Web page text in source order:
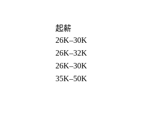
起薪
26K–30K
26K–32K
26K–30K
35K–50K